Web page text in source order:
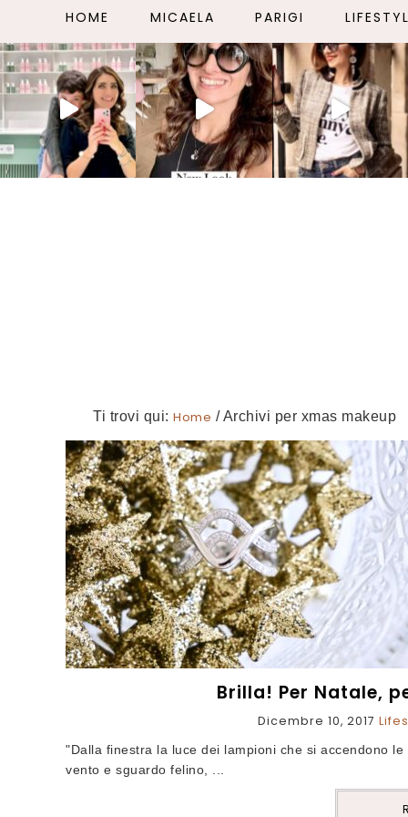
HOME MICAELA PARIGI
Ti trovi qui: Home /Archivi per xmas makeup
Brilla! Per Natale,
Dicembre 10, 2017
"Dalla finestra la luce dei lampioni che si accendono
vento e sguardo felino, ...